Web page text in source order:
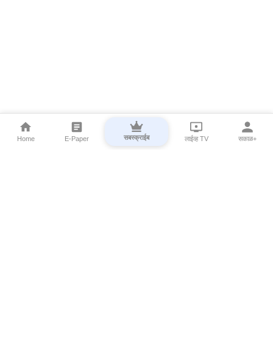
Home E-Paper सबस्क्राईब लाईव्ह TV सकाळ+